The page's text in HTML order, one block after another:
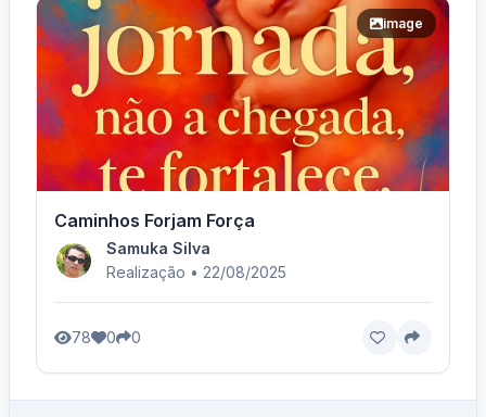
image
Caminhos Forjam Força
Samuka Silva
Realização • 22/08/2025
78 0 0